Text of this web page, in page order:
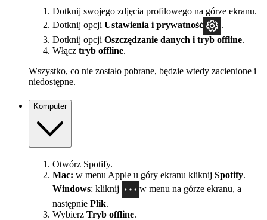
Dotknij swojego zdjęcia profilowego na górze ekranu.
Dotknij opcji Ustawienia i prywatność
.
Dotknij opcji Oszczędzanie danych i tryb offline.
Włącz tryb offline.
Wszystko, co nie zostało pobrane, będzie wtedy zacienione i
niedostępne.
Komputer
Otwórz Spotify.
Mac: w menu Apple u góry ekranu kliknij Spotify.
Windows: kliknij
w menu na górze ekranu, a
następnie Plik.
Wybierz Tryb offline.